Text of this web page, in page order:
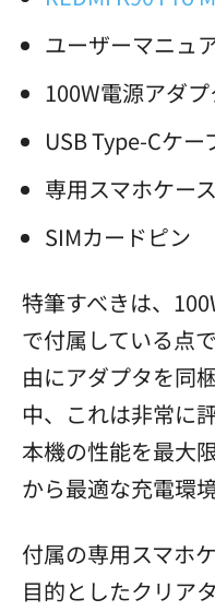
ユーザーマニュ
100W電源アダプ
USB Type-Cケー
専用スマホケー
SIMカードピン
特筆すべきは、
で付属している点
由にアダプタを同
中、これは非常に
本機の性能を最大
から最適な充電環
付属の専用スマホ
目的としたクリア